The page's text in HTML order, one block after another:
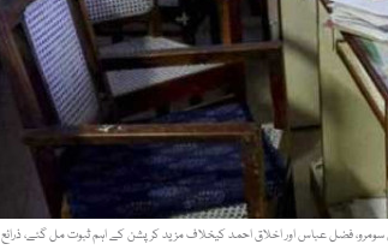
فضل عباس اور اخلاق احمد کیخلاف مزید کرپشن کے اہم ثبوت مل گئے، ذرائع